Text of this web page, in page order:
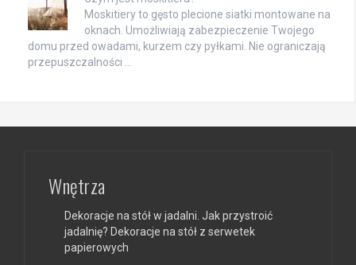
Moskitiery to gęsto plecione siatki montowane na
oknach. Umożliwiają zabezpieczenie Twojego
domu przed owadami, kurzem czy pyłkami. Nie ograniczają
przepuszczalności …
Wnętrza
Dekoracje na stół w jadalni. Jak przystroić
jadalnię? Dekoracje na stół z serwetek
papierowych